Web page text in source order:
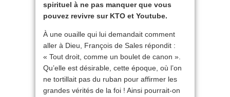
spirituel à ne pas manquer que vous
pouvez revivre sur KTO et Youtube.
À une ouaille qui lui demandait comment
aller à Dieu, François de Sales répondit :
« Tout droit, comme un boulet de canon ».
Qu’elle est désirable, cette époque, où l’on
ne tortillait pas du ruban pour affirmer les
grandes vérités de la foi ! Ainsi pourrait-on